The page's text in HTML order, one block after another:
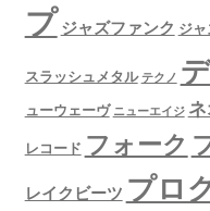
プ ジャズファンク ジ
スラッシュメタル テクノ
ューウェーヴ ニューエイジ
レコード フォーク
レイクビーツ プロ